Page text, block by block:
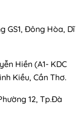
GS1, Đông Hòa, Dĩ
Hiền (A1- KDC
Kiều, Cần Thơ.
12, Tp.Đà